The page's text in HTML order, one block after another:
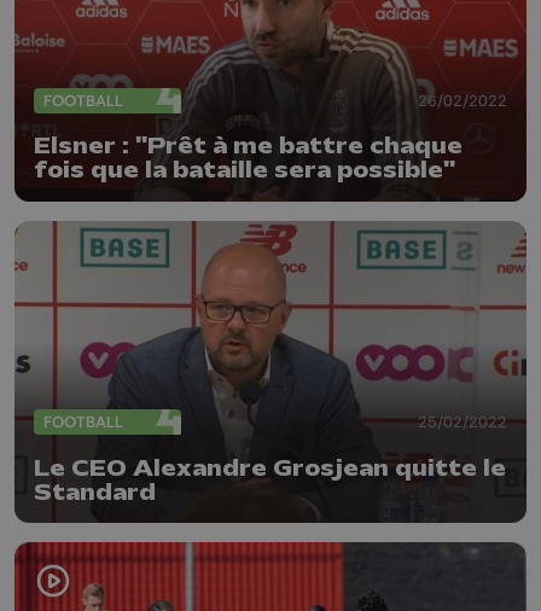
FOOTBALL 26/02/2022
Elsner : "Prêt à me battre chaque
fois que la bataille sera possible"
FOOTBALL 25/02/2022
Le CEO Alexandre Grosjean quitte le
Standard